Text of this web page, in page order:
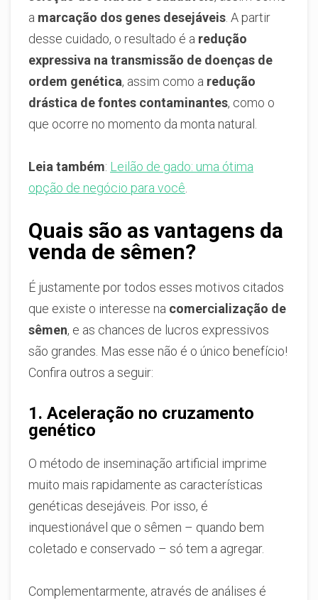
a marcação dos genes desejáveis. A partir
desse cuidado, o resultado é a redução
expressiva na transmissão de doenças de
ordem genética, assim como a redução
drástica de fontes contaminantes, como o
que ocorre no momento da monta natural.
Leia também: Leilão de gado: uma ótima
opção de negócio para você.
Quais são as vantagens da
venda de sêmen?
É justamente por todos esses motivos citados
que existe o interesse na comercialização de
sêmen, e as chances de lucros expressivos
são grandes. Mas esse não é o único benefício!
Confira outros a seguir:
1. Aceleração no cruzamento
genético
O método de inseminação artificial imprime
muito mais rapidamente as características
genéticas desejáveis. Por isso, é
inquestionável que o sêmen – quando bem
coletado e conservado – só tem a agregar.
Complementarmente, através de análises é